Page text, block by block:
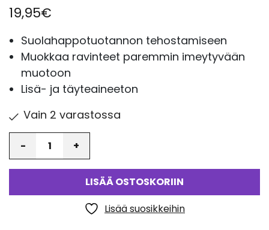
19,95€
Suolahappotuotannon tehostamiseen
Muokkaa ravinteet paremmin imeytyvään
muotoon
Lisä- ja täyteaineeton
Vain 2 varastossa
LISÄÄ OSTOSKORIIN
Lisää suosikkeihin